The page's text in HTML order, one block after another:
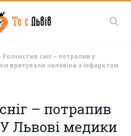
Розчистив сніг – потрапив у
врятували чоловіка з інфарктом
– потрапив
Львові медики